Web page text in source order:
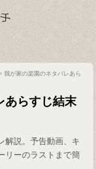
我が家の楽園のネタバレあら
あらすじ結末
解説。予告動画、キ
リーのラストまで簡